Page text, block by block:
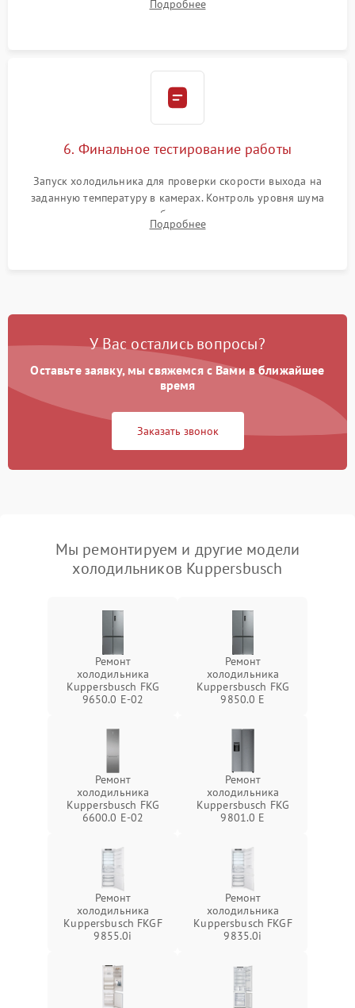
электронным весам. Контроль рабочего давления в системе.
Подробнее
6. Финальное тестирование работы
Запуск холодильника для проверки скорости выхода на
заданную температуру в камерах. Контроль уровня шума
компрессора, отсутствия обмерзания стенок и корректного
срабатывания системы автоматической оттайки.
Подробнее
У Вас остались вопросы?
Оставьте заявку, мы свяжемся с Вами в ближайшее
время
Заказать звонок
Мы ремонтируем и другие модели
холодильников Kuppersbusch
Ремонт
холодильника
Kuppersbusch FKG
9650.0 E-02
Ремонт
холодильника
Kuppersbusch FKG
9850.0 E
Ремонт
холодильника
Kuppersbusch FKG
6600.0 E-02
Ремонт
холодильника
Kuppersbusch FKG
9801.0 E
Ремонт
холодильника
Kuppersbusch FKGF
9855.0i
Ремонт
холодильника
Kuppersbusch FKGF
9835.0i